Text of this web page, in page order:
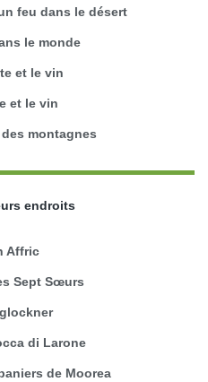
feu dans le désert
le monde
et le vin
et le vin
montagnes
endroits
Affric
Sept Sœurs
di Larone
de Moorea